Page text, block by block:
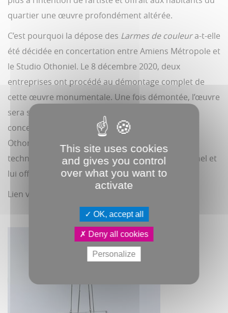
quartier une œuvre profondément altérée.
C’est pourquoi la dépose des Larmes de couleura-t-elle
été décidée en concertation entre Amiens Métropole et
le Studio Othoniel. Le 8 décembre 2020, deux
entreprises ont procédé au démontage complet de
cette œuvre monumentale. Une fois démontée, l’œuvre
sera stockée et étudiée : ce travail sera mené de
concert entre le Musée de Picardie et le Studio
Othoniel afin de trouver la meilleure solution
technique pour rendre à l’œuvre son aspect originel et
lui offrir une plus grande durabilité.
Lien vers la notice de l'oeuvre
This site uses cookies
and gives you control
over what you want to
activate
OK, accept all
Deny all cookies
Personalize